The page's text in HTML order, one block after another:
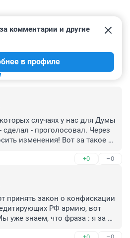
комментарии и другие
в профиле
случаях у нас для Думы
- проголосовал. Через
изменения! Вот за такое
И насчет призывного. А
уже есть ипотека, кредит!
всё это оплачивать. И до
не нужно заводить семью!
жизни мужчин у нас очень
так и оставили бы.
+0 –0
принять закон о конфискации
РФ армию, вот
уже знаем, что фраза : я за